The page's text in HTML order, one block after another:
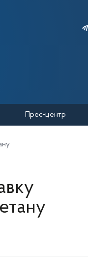
Прес-центр